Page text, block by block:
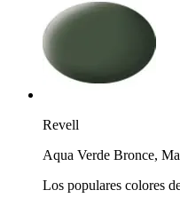
Revell
Aqua Verde Bronce,
Los populares colores